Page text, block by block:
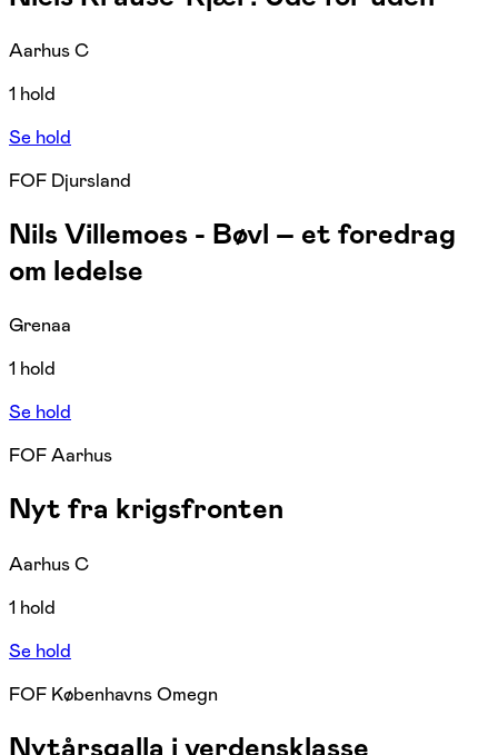
Aarhus C
1 hold
Se hold
FOF Djursland
Nils Villemoes - Bøvl – et foredrag
om ledelse
Grenaa
1 hold
Se hold
FOF Aarhus
Nyt fra krigsfronten
Aarhus C
1 hold
Se hold
FOF Københavns Omegn
Nytårsgalla i verdensklasse